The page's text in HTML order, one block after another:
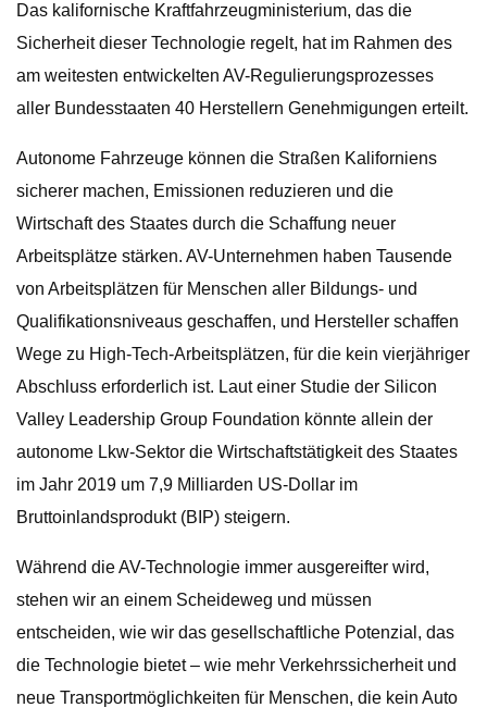
Das kalifornische Kraftfahrzeugministerium, das die
Sicherheit dieser Technologie regelt, hat im Rahmen des
am weitesten entwickelten AV-Regulierungsprozesses
aller Bundesstaaten 40 Herstellern Genehmigungen erteilt.
Autonome Fahrzeuge können die Straßen Kaliforniens
sicherer machen, Emissionen reduzieren und die
Wirtschaft des Staates durch die Schaffung neuer
Arbeitsplätze stärken. AV-Unternehmen haben Tausende
von Arbeitsplätzen für Menschen aller Bildungs- und
Qualifikationsniveaus geschaffen, und Hersteller schaffen
Wege zu High-Tech-Arbeitsplätzen, für die kein vierjähriger
Abschluss erforderlich ist. Laut einer Studie der Silicon
Valley Leadership Group Foundation könnte allein der
autonome Lkw-Sektor die Wirtschaftstätigkeit des Staates
im Jahr 2019 um 7,9 Milliarden US-Dollar im
Bruttoinlandsprodukt (BIP) steigern.
Während die AV-Technologie immer ausgereifter wird,
stehen wir an einem Scheideweg und müssen
entscheiden, wie wir das gesellschaftliche Potenzial, das
die Technologie bietet – wie mehr Verkehrssicherheit und
neue Transportmöglichkeiten für Menschen, die kein Auto